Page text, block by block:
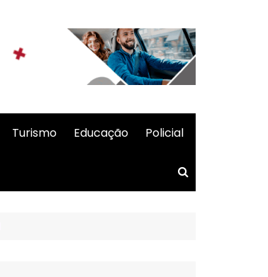
Turismo Educação Policial